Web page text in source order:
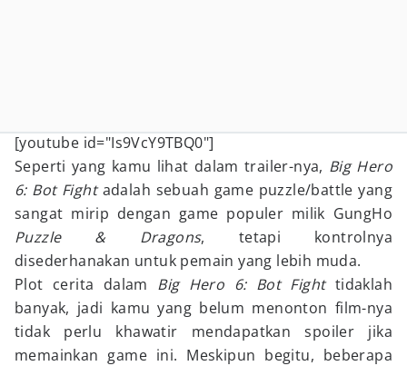
[youtube id="Is9VcY9TBQ0"]
Seperti yang kamu lihat dalam trailer-nya, Big Hero
6: Bot Fightadalah sebuah game puzzle/battle yang
sangat mirip dengan game populer milik GungHo
Puzzle & Dragons, tetapi kontrolnya
disederhanakan untuk pemain yang lebih muda.
Plot cerita dalam Big Hero 6: Bot Fighttidaklah
banyak, jadi kamu yang belum menonton film-nya
tidak perlu khawatir mendapatkan spoiler jika
memainkan game ini. Meskipun begitu, beberapa